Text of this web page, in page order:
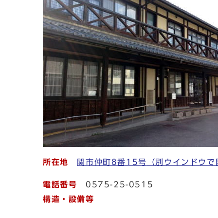
所在地 関市仲町8番15号 （別ウインドウ
電話番号 0575-25-0515
構造・設備等